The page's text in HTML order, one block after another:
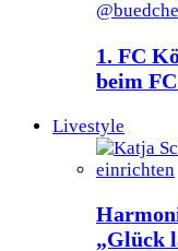
1. FC
beim
Livestyle
„Glück